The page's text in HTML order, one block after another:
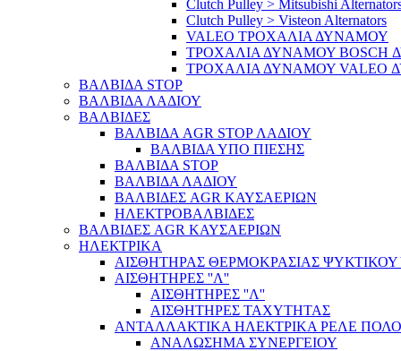
Clutch Pulley > Mitsubishi
Clutch Pulley > Visteon Alternators
VALEO ΤΡΟΧΑΛΙΑ ΔΥΝΑΜΟΥ
ΤΡΟΧΑΛΙΑ ΔΥΝΑΜΟΥ BOSCH
ΤΡΟΧΑΛΙΑ ΔΥΝΑΜΟΥ VALEO
ΒΑΛΒΙΔΑ STOP
ΒΑΛΒΙΔΑ ΛΑΔΙΟΥ
ΒΑΛΒΙΔΕΣ
ΒΑΛΒΙΔΑ AGR STOP ΛΑΔΙΟΥ
ΒΑΛΒΙΔΑ ΥΠΟ ΠΙΕΣΗΣ
ΒΑΛΒΙΔΑ STOP
ΒΑΛΒΙΔΑ ΛΑΔΙΟΥ
ΒΑΛΒΙΔΕΣ AGR ΚΑΥΣΑΕΡΙΩΝ
ΗΛΕΚΤΡΟΒΑΛΒΙΔΕΣ
ΒΑΛΒΙΔΕΣ AGR ΚΑΥΣΑΕΡΙΩΝ
ΗΛΕΚΤΡΙΚΑ
ΑΙΣΘΗΤΗΡΑΣ ΘΕΡΜΟΚΡΑΣΙΑΣ ΨΥΚΤΙΚΟΥ
ΑΙΣΘΗΤΗΡΕΣ ''Λ''
ΑΙΣΘΗΤΗΡEΣ ''Λ''
ΑΙΣΘΗΤΗΡEΣ ΤΑΧΥΤΗΤΑΣ
ΑΝΤΑΛΛΑΚΤΙΚΑ ΗΛΕΚΤΡΙΚΑ ΡΕΛΕ
ΑΝΑΛΩΣΗΜΑ ΣΥΝΕΡΓΕΙΟΥ